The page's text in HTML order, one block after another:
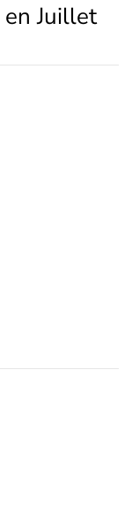
en Juillet